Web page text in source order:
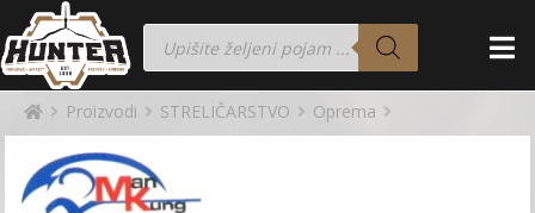
Proizvodi STRELIČARSTVO Oprema